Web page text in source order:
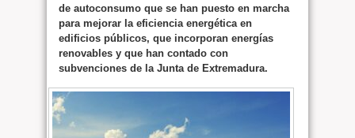
de autoconsumo que se han puesto en marcha
para mejorar la eficiencia energética en
edificios públicos, que incorporan energías
renovables y que han contado con
subvenciones de la Junta de Extremadura.